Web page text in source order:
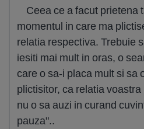
Ceea ce a facut prietena
momentul in care ma
relatia respectiva. Trebuie
iesiti mai mult in oras, o
care o sa-i placa mult si sa
plictisitor, ca relatia
nu o sa auzi in curand
pauza"..